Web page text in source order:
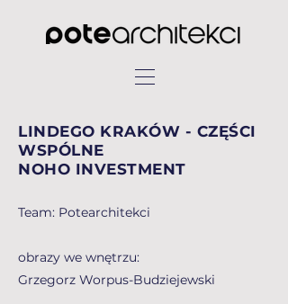
LINDEGO KRAKÓW - CZĘŚCI
WSPÓLNE
NOHO INVESTMENT
Team: Potearchitekci
obrazy we wnętrzu:
Grzegorz Worpus-Budziejewski